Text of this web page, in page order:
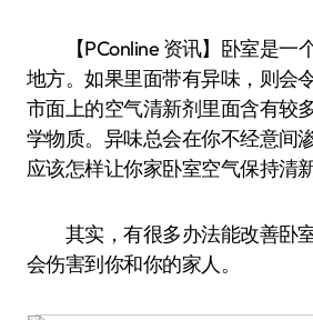
【PConline 资讯】卧室是一个让你休息放松的
地方。如果里面带有异味，则会
市面上的空气清新剂里面含有较
学物质。异味总会在你不经意间
应该怎样让你家卧室空气保持清
其实，有很多办法能改善卧
会伤害到你和你的家人。